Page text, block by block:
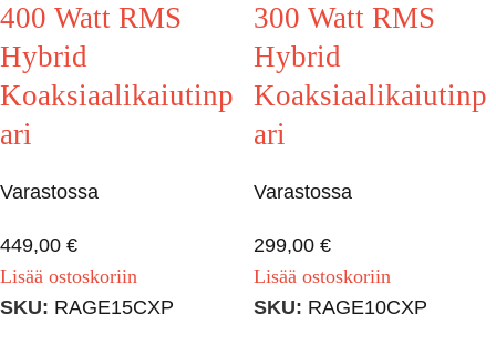
400 Watt RMS
Hybrid
Koaksiaalikaiutinp
ari
Varastossa
449,00 €
Lisää ostoskoriin
SKU: RAGE15CXP
300 Watt RMS
Hybrid
Koaksiaalikaiutinp
ari
Varastossa
299,00 €
Lisää ostoskoriin
SKU: RAGE10CXP